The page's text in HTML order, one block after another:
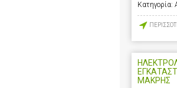
Κατηγορία:
ΜΑΚΡΗΣ